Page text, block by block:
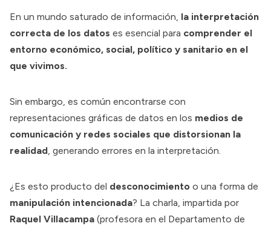
En un mundo saturado de información, la interpretación
correcta de los datos es esencial para comprender el
entorno económico, social, político y sanitario en el
que vivimos.
Sin embargo, es común encontrarse con
representaciones gráficas de datos en los medios de
comunicación y redes sociales que distorsionan la
realidad, generando errores en la interpretación.
¿Es esto producto del desconocimiento o una forma de
manipulación intencionada? La charla, impartida por
Raquel Villacampa (profesora en el Departamento de